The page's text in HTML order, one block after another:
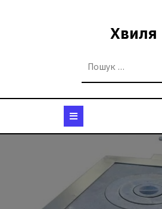
Хвиля
Відкрити